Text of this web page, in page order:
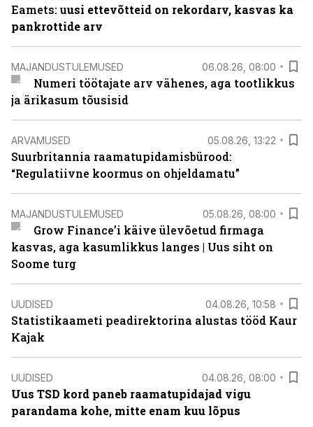
Eamets: uusi ettevõtteid on rekordarv, kasvas ka
pankrottide arv
MAJANDUSTULEMUSED 06.08.26, 08:00
Numeri töötajate arv vähenes, aga tootlikkus
ja ärikasum tõusisid
ARVAMUSED 05.08.26, 13:22
Suurbritannia raamatupidamisbürood:
“Regulatiivne koormus on ohjeldamatu”
MAJANDUSTULEMUSED 05.08.26, 08:00
Grow Finance’i käive ülevõetud firmaga
kasvas, aga kasumlikkus langes | Uus siht on
Soome turg
UUDISED 04.08.26, 10:58
Statistikaameti peadirektorina alustas tööd Kaur
Kajak
UUDISED 04.08.26, 08:00
Uus TSD kord paneb raamatupidajad vigu
parandama kohe, mitte enam kuu lõpus